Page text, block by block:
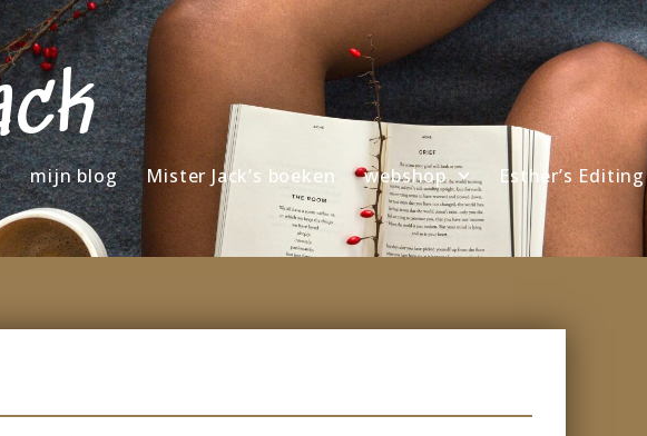
mijn blog Mister Jack’s boeken webshop Esther’s Editing